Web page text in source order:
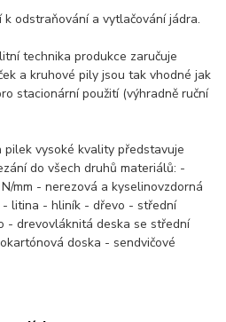
k odstraňování a vytlačování jádra.
technika produkce zaručuje
a kruhové pily jsou tak vhodné jak
stacionární použití (výhradně ruční
vysoké kvality představuje
do všech druhů materiálů: -
mm - nerezová a kyselinovzdorná
litina - hliník - dřevo - střední
- drevovláknitá deska se střední
doska - sendvičové